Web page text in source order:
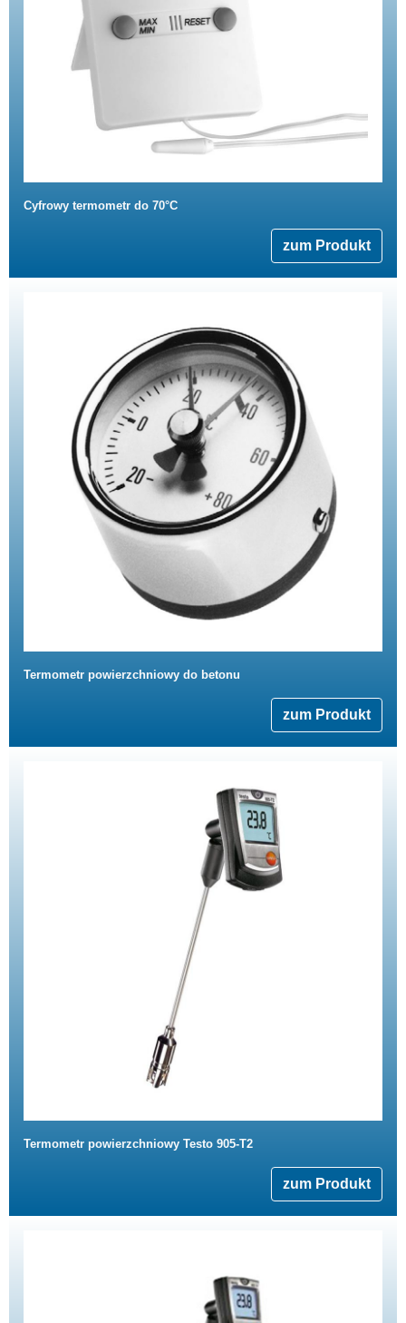
Cyfrowy termometr do 70°C
zum Produkt
Termometr powierzchniowy do betonu
zum Produkt
Termometr powierzchniowy Testo 905-T2
zum Produkt